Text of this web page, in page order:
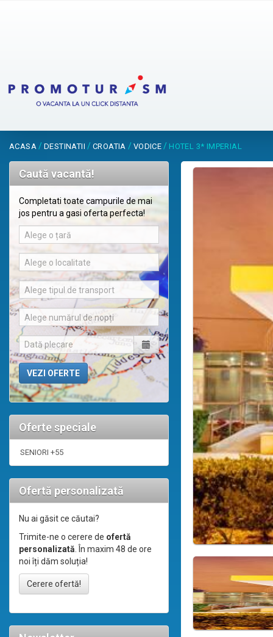
ACASA / DESTINATII / CROATIA / VODICE / HOTEL 3* IMPERIAL
Caută vacantă!
Completati toate campurile de mai
jos pentru a gasi oferta perfecta!
Alege o țară
Alege o localitate
Alege tipul de transport
Alege numărul de nopți
Oferte speciale
SENIORI +55
Ofertă personalizată
Nu ai găsit ce căutai?
Trimite-ne o cerere de ofertă
personalizată. În maxim 48 de ore
noi îți dăm soluția!
Cerere ofertă!